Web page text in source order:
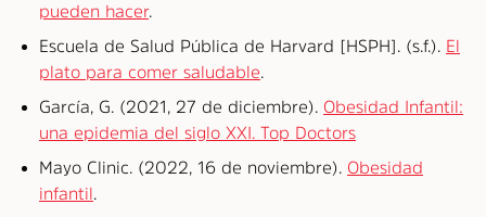
pueden hacer.
Escuela de Salud Pública de Harvard [HSPH]. (s.f.). El
plato para comer saludable
García, G. (2021, 27 de diciembre). Obesidad Infantil:
una epidemia del siglo XXI. Top Doctors
Mayo Clinic. (2022, 16 de noviembre). Obesidad
infantil